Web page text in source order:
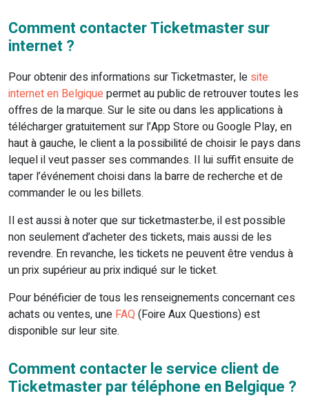
Comment contacter Ticketmaster sur
internet ?
Pour obtenir des informations sur Ticketmaster, le site
internet en Belgiquepermet au public de retrouver toutes les
offres de la marque. Sur le site ou dans les applications à
télécharger gratuitement sur l’App Store ou Google Play, en
haut à gauche, le client a la possibilité de choisir le pays dans
lequel il veut passer ses commandes. Il lui suffit ensuite de
taper l’événement choisi dans la barre de recherche et de
commander le ou les billets.
Il est aussi à noter que sur ticketmaster.be, il est possible
non seulement d’acheter des tickets, mais aussi de les
revendre. En revanche, les tickets ne peuvent être vendus à
un prix supérieur au prix indiqué sur le ticket.
Pour bénéficier de tous les renseignements concernant ces
achats ou ventes, une FAQ (Foire Aux Questions) est
disponible sur leur site.
Comment contacter le service client de
Ticketmaster par téléphone en Belgique ?